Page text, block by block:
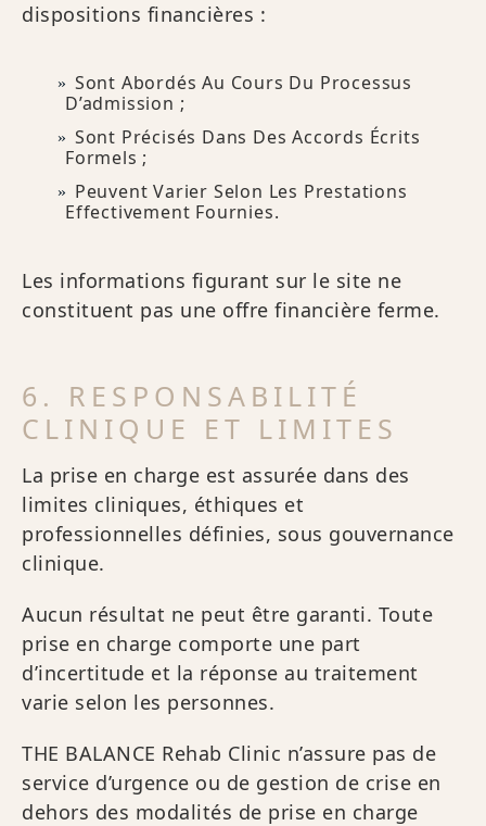
dispositions financières :
Sont Abordés Au Cours Du Processus
D’admission ;
Sont Précisés Dans Des Accords Écrits
Formels ;
Peuvent Varier Selon Les Prestations
Effectivement Fournies.
Les informations figurant sur le site ne
constituent pas une offre financière ferme.
6. RESPONSABILITÉ
CLINIQUE ET LIMITES
La prise en charge est assurée dans des
limites cliniques, éthiques et
professionnelles définies, sous gouvernance
clinique.
Aucun résultat ne peut être garanti. Toute
prise en charge comporte une part
d’incertitude et la réponse au traitement
varie selon les personnes.
THE BALANCE Rehab Clinic n’assure pas de
service d’urgence ou de gestion de crise en
dehors des modalités de prise en charge